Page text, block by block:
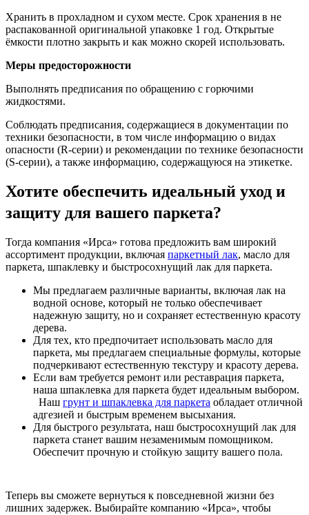
Хранить в прохладном и сухом месте. Срок хранения в не
распакованной оригинальной упаковке 1 год. Открытые
ёмкости плотно закрыть и как можно скорей использовать.
Меры предосторожности
Выполнять предписания по обращению с горючими
жидкостями.
Соблюдать предписания, содержащиеся в документации по
техники безопасности, в том числе информацию о видах
опасности (R-серии) и рекомендации по технике безопасности
(S-серии), а также информацию, содержащуюся на этикетке.
Хотите обеспечить идеальный уход и
защиту для вашего паркета?
Тогда компания «Ирса» готова предложить вам широкий
ассортимент продукции, включая паркетный лак, масло для
паркета, шпаклевку и быстросохнущий лак для паркета.
Мы предлагаем различные варианты, включая лак на
водной основе, который не только обеспечивает
надежную защиту, но и сохраняет естественную красоту
дерева.
Для тех, кто предпочитает использовать масло для
паркета, мы предлагаем специальные формулы, которые
подчеркивают естественную текстуру и красоту дерева.
Если вам требуется ремонт или реставрация паркета,
наша шпаклевка для паркета будет идеальным выбором.
Наш грунт и шпаклевка для паркета обладает отличной
адгезией и быстрым временем высыхания.
Для быстрого результата, наш быстросохнущий лак для
паркета станет вашим незаменимым помощником.
Обеспечит прочную и стойкую защиту вашего пола.
Теперь вы сможете вернуться к повседневной жизни без
лишних задержек. Выбирайте компанию «Ирса», чтобы